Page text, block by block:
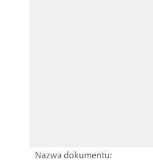
Nazwa dokumentu: